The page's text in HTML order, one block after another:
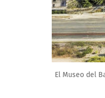
El Museo del